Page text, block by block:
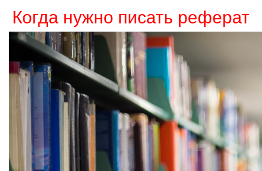
Когда нужно писать реферат